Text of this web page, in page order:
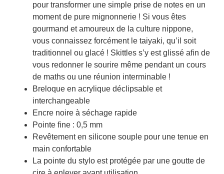
pour transformer une simple prise de notes en un
moment de pure mignonnerie ! Si vous êtes
gourmand et amoureux de la culture nippone,
vous connaissez forcément le taiyaki, qu’il soit
traditionnel ou glacé ! Skittles s’y est glissé afin de
vous redonner le sourire même pendant un cours
de maths ou une réunion interminable !
Breloque en acrylique déclipsable et
interchangeable
Encre noire à séchage rapide
Pointe fine : 0,5 mm
Revêtement en silicone souple pour une tenue en
main confortable
La pointe du stylo est protégée par une goutte de